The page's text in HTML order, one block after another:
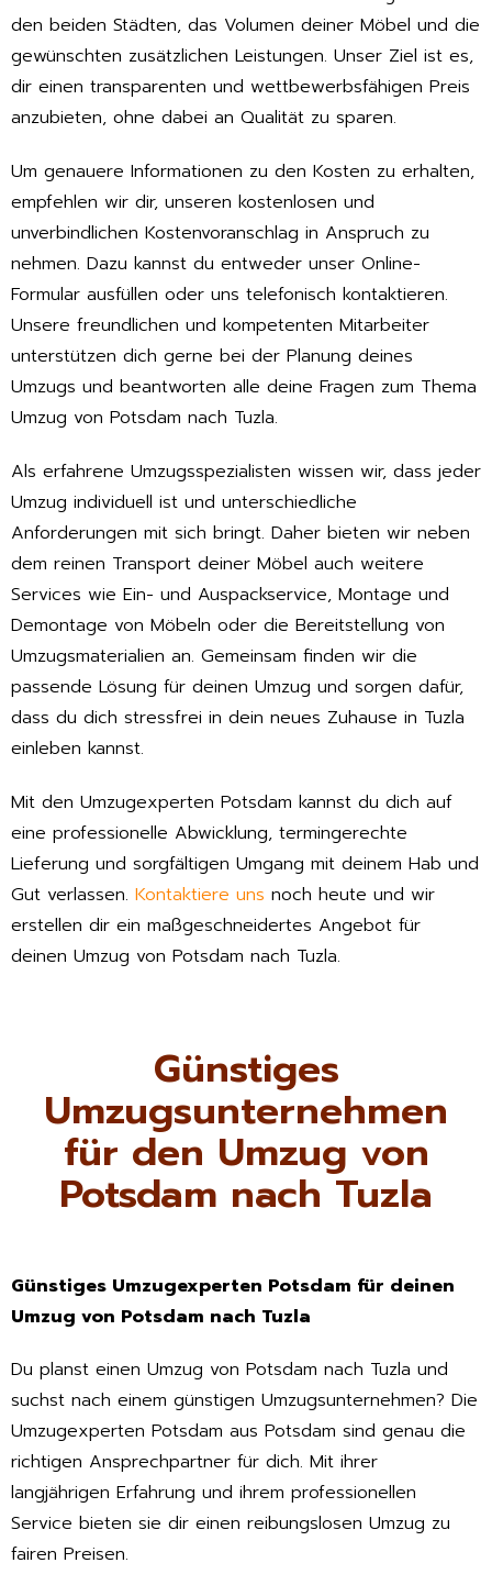
den beiden Städten, das Volumen deiner Möbel und die
gewünschten zusätzlichen Leistungen. Unser Ziel ist es,
dir einen transparenten und wettbewerbsfähigen Preis
anzubieten, ohne dabei an Qualität zu sparen.
Um genauere Informationen zu den Kosten zu erhalten,
empfehlen wir dir, unseren kostenlosen und
unverbindlichen Kostenvoranschlag in Anspruch zu
nehmen. Dazu kannst du entweder unser Online-
Formular ausfüllen oder uns telefonisch kontaktieren.
Unsere freundlichen und kompetenten Mitarbeiter
unterstützen dich gerne bei der Planung deines
Umzugs und beantworten alle deine Fragen zum Thema
Umzug von Potsdam nach Tuzla.
Als erfahrene Umzugsspezialisten wissen wir, dass jeder
Umzug individuell ist und unterschiedliche
Anforderungen mit sich bringt. Daher bieten wir neben
dem reinen Transport deiner Möbel auch weitere
Services wie Ein- und Auspackservice, Montage und
Demontage von Möbeln oder die Bereitstellung von
Umzugsmaterialien an. Gemeinsam finden wir die
passende Lösung für deinen Umzug und sorgen dafür,
dass du dich stressfrei in dein neues Zuhause in Tuzla
einleben kannst.
Mit den Umzugexperten Potsdam kannst du dich auf
eine professionelle Abwicklung, termingerechte
Lieferung und sorgfältigen Umgang mit deinem Hab und
Gut verlassen. Kontaktiere uns noch heute und wir
erstellen dir ein maßgeschneidertes Angebot für
deinen Umzug von Potsdam nach Tuzla.
Günstiges
Umzugsunternehmen
für den Umzug von
Potsdam nach Tuzla
Günstiges Umzugexperten Potsdam für deinen
Umzug von Potsdam nach Tuzla
Du planst einen Umzug von Potsdam nach Tuzla und
suchst nach einem günstigen Umzugsunternehmen? Die
Umzugexperten Potsdam aus Potsdam sind genau die
richtigen Ansprechpartner für dich. Mit ihrer
langjährigen Erfahrung und ihrem professionellen
Service bieten sie dir einen reibungslosen Umzug zu
fairen Preisen.